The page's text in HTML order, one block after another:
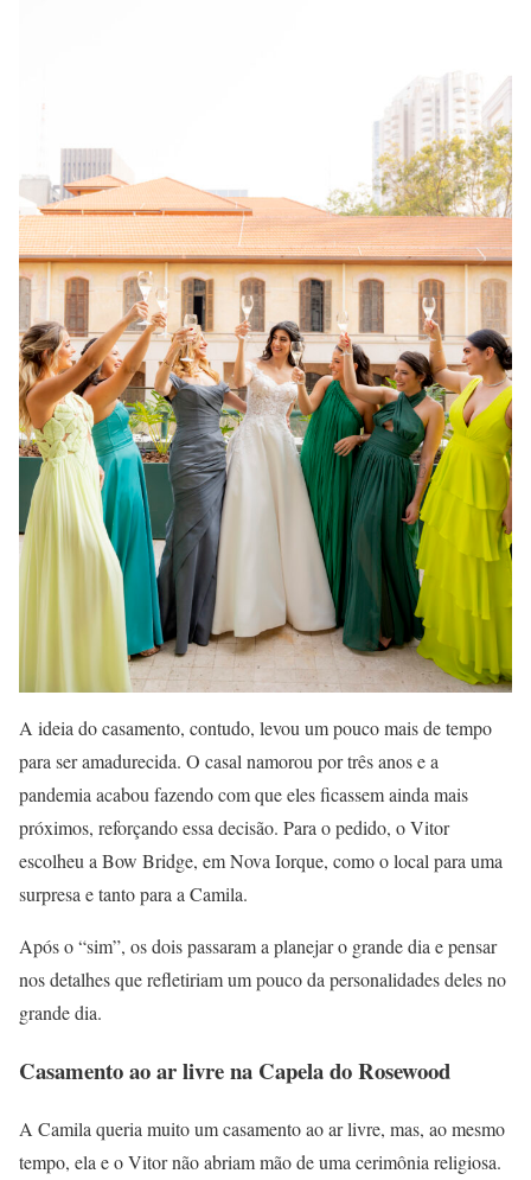
A ideia do casamento, contudo, levou um pouco mais de tempo
para ser amadurecida. O casal namorou por três anos e a
pandemia acabou fazendo com que eles ficassem ainda mais
próximos, reforçando essa decisão. Para o pedido, o Vitor
escolheu a Bow Bridge, em Nova Iorque, como o local para uma
surpresa e tanto para a Camila.
Após o “sim”, os dois passaram a planejar o grande dia e pensar
nos detalhes que refletiriam um pouco da personalidades deles no
grande dia.
Casamento ao ar livre na Capela do Rosewood
A Camila queria muito um casamento ao ar livre, mas, ao mesmo
tempo, ela e o Vitor não abriam mão de uma cerimônia religiosa.